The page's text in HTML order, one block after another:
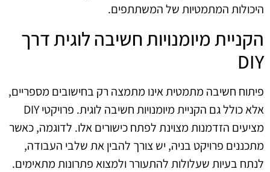
היכולות המתמטיות של המשתתפים.
הקניית מיומנויות חשיבה לוגית דרך
DIY
פיתוח חשיבה מתמטית אינו מתמצה רק בחישובים מספריים,
אלא כולל גם הקניית מיומנויות חשיבה לוגית. פרויקטי DIY
מציעים הזדמנות מצוינת לפתח כישורים אלו. לדוגמה, כאשר
מתכננים פרויקט בניה, יש צורך להבין את שלבי העבודה,
לנתח בעיות שעלולות להתעורר ולמצוא פתרונות מתאימים.